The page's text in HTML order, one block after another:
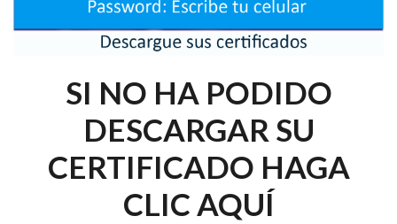
SI NO HA PODIDO
DESCARGAR SU
CERTIFICADO HAGA
CLIC AQUÍ